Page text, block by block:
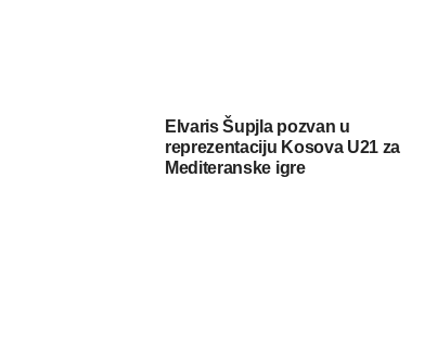
Elvaris Šupjla pozvan u
reprezentaciju Kosova U21 za
Mediteranske igre